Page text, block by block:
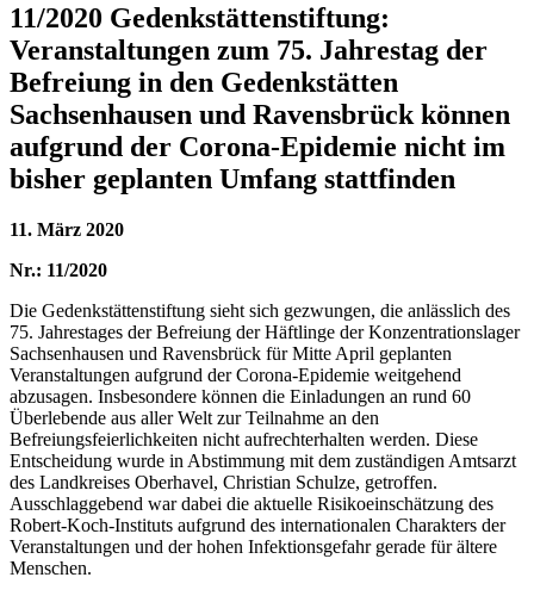
11/2020 Gedenkstättenstiftung:
Veranstaltungen zum 75. Jahrestag der
Befreiung in den Gedenkstätten
Sachsenhausen und Ravensbrück können
aufgrund der Corona-Epidemie nicht im
bisher geplanten Umfang stattfinden
11. März 2020
Nr.: 11/2020
Die Gedenkstättenstiftung sieht sich gezwungen, die anlässlich des
75. Jahrestages der Befreiung der Häftlinge der Konzentrationslager
Sachsenhausen und Ravensbrück für Mitte April geplanten
Veranstaltungen aufgrund der Corona-Epidemie weitgehend
abzusagen. Insbesondere können die Einladungen an rund 60
Überlebende aus aller Welt zur Teilnahme an den
Befreiungsfeierlichkeiten nicht aufrechterhalten werden. Diese
Entscheidung wurde in Abstimmung mit dem zuständigen Amtsarzt
des Landkreises Oberhavel, Christian Schulze, getroffen.
Ausschlaggebend war dabei die aktuelle Risikoeinschätzung des
Robert-Koch-Instituts aufgrund des internationalen Charakters der
Veranstaltungen und der hohen Infektionsgefahr gerade für ältere
Menschen.